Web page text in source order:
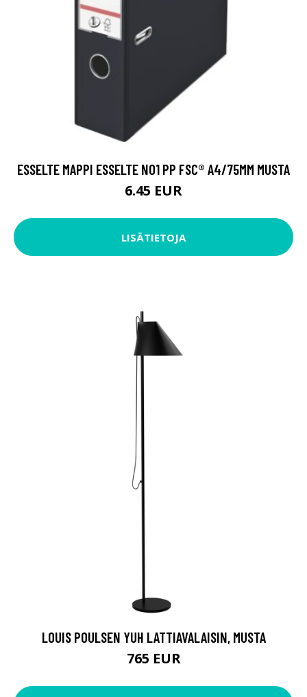
ESSELTE MAPPI ESSELTE NO1 PP FSC® A4/75MM MUSTA
6.45 EUR
LISÄTIETOJA
LOUIS POULSEN YUH LATTIAVALAISIN, MUSTA
765 EUR